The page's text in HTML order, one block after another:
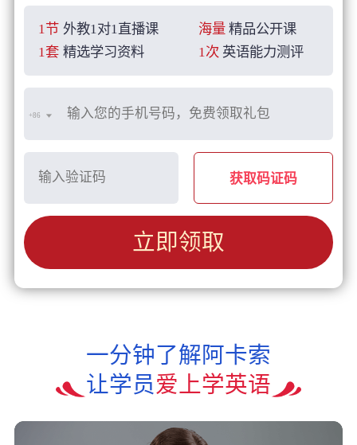
1节 外教1对1直播课 海量 精品公开课
1套 精选学习资料 1次 英语能力测评
+86
获取码证码
立即领取
一分钟了解阿卡索
让学员爱上学英语